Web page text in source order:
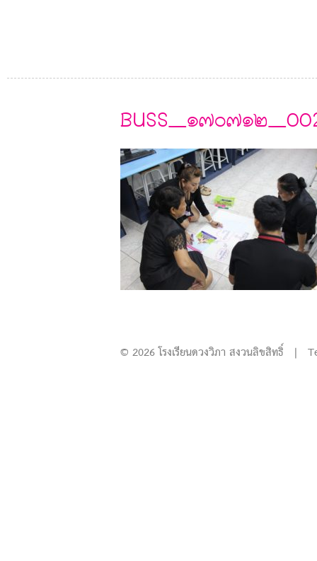
BUSS_๑๗๐๗๑๒
© 2026 โรงเรียนดวงวิภา สงวนลิขสิทธิ์ |